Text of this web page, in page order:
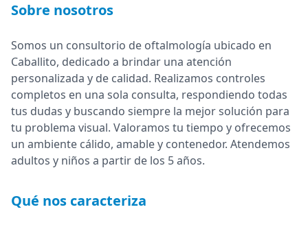
Sobre nosotros
Somos un consultorio de oftalmología ubicado en
Caballito, dedicado a brindar una atención
personalizada y de calidad. Realizamos controles
completos en una sola consulta, respondiendo todas
tus dudas y buscando siempre la mejor solución para
tu problema visual. Valoramos tu tiempo y ofrecemos
un ambiente cálido, amable y contenedor. Atendemos
adultos y niños a partir de los 5 años.
Qué nos caracteriza